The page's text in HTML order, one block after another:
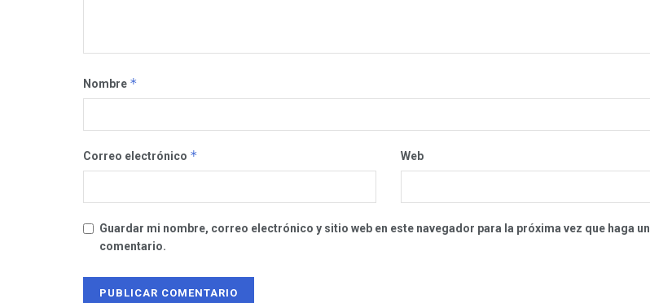
Nombre *
Correo electrónico * Web
Guardar mi nombre, correo electrónico y sitio web en este navegador para la próxima vez que haga un
comentario.